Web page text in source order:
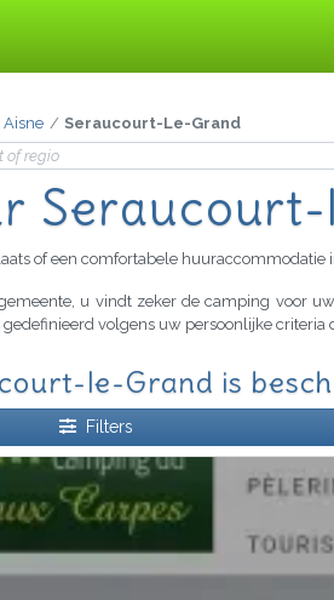
Aisne Seraucourt-Le-Grand
of een comfortabele huuraccommodatie
u vindt zeker de camping voor
gedefinieerd volgens uw persoonlijke
le-Grand is
Filters